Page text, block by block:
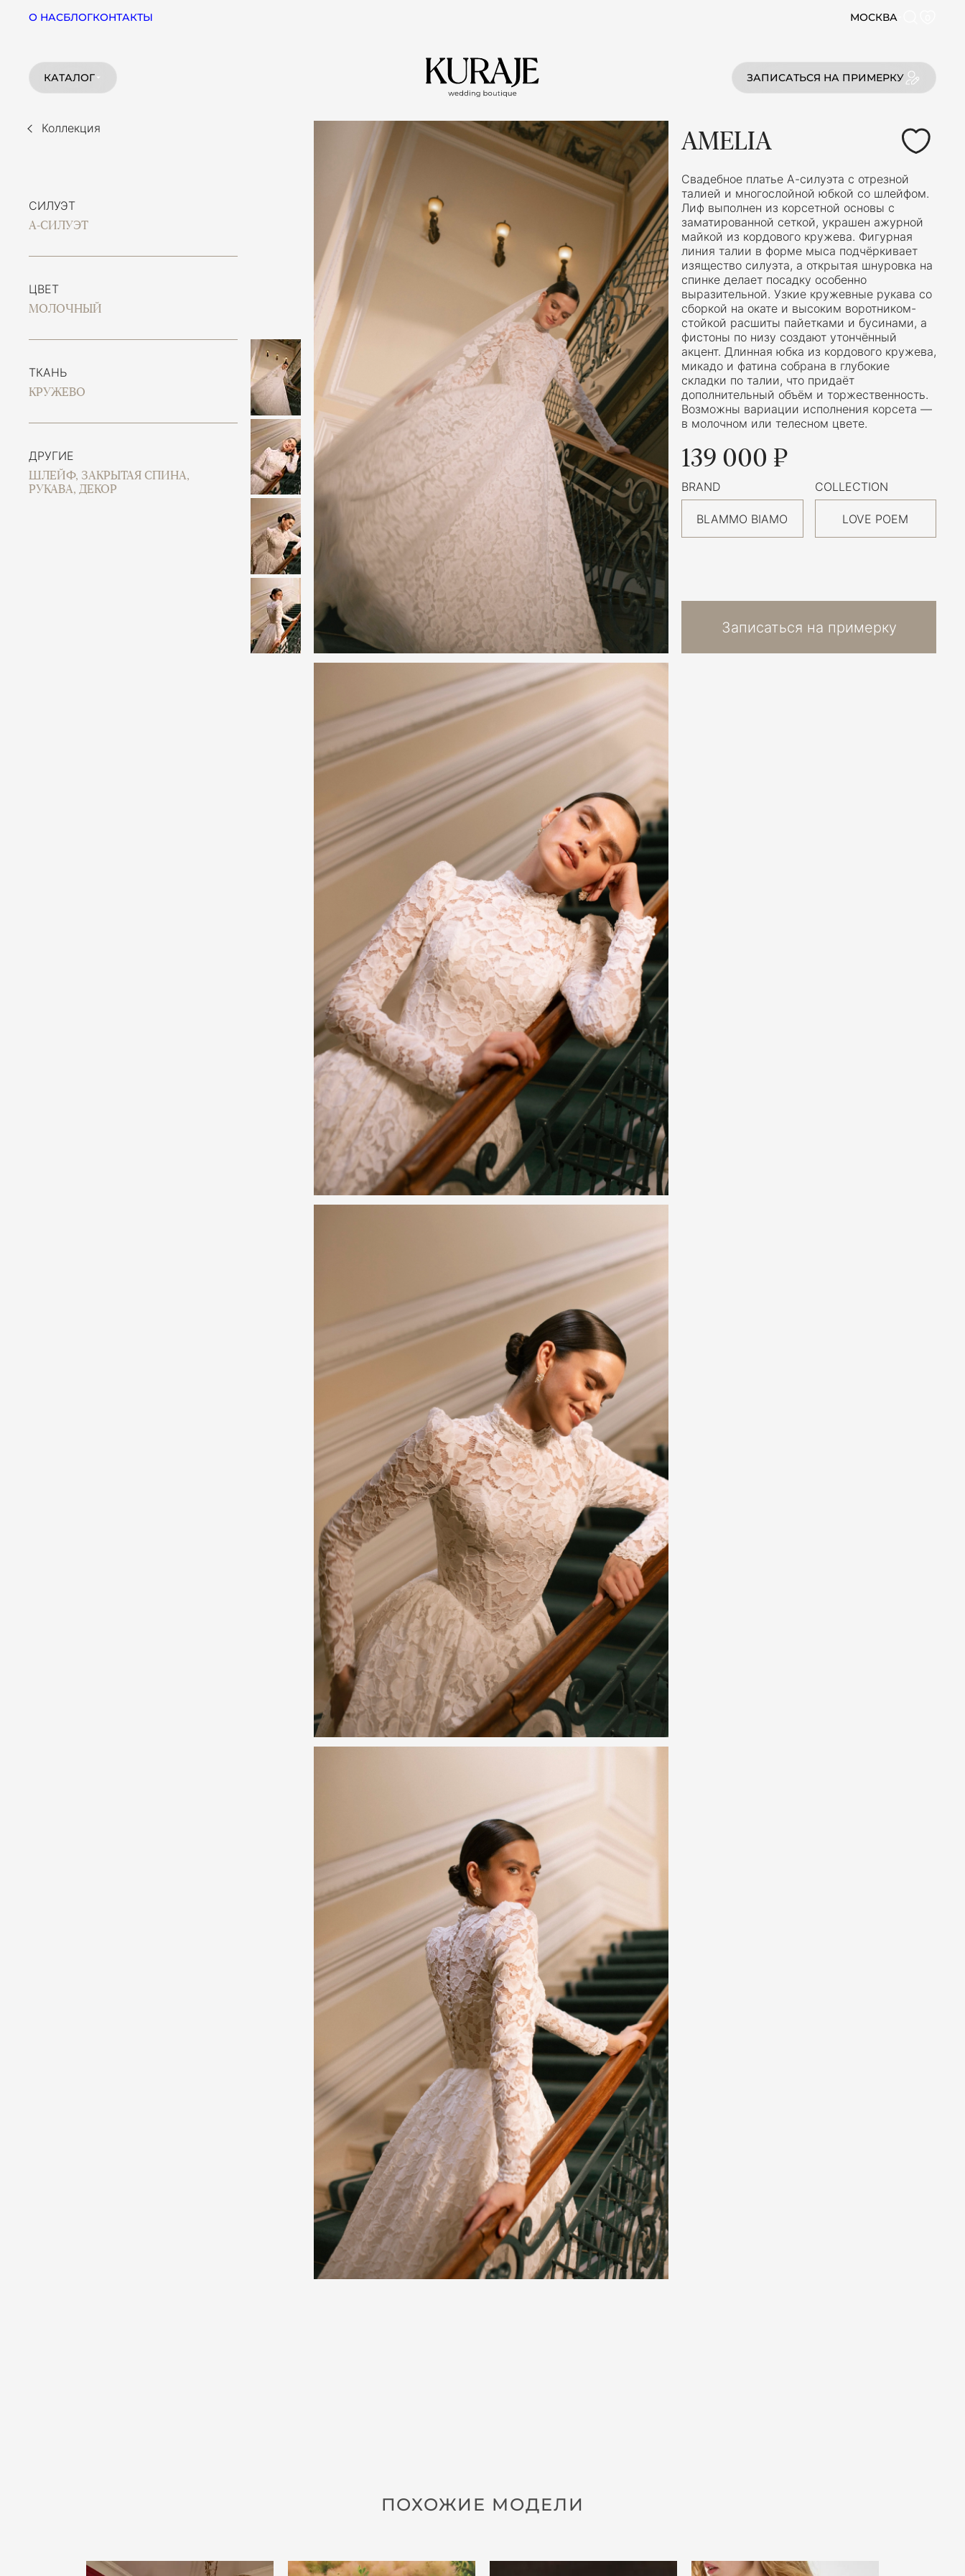
О НАСБЛОГКОНТАКТЫ МОСКВА
КАТАЛОГ ЗАПИСАТЬСЯ НА ПРИМЕРКУ
Коллекция
СИЛУЭТ
А-СИЛУЭТ
ЦВЕТ
МОЛОЧНЫЙ
ТКАНЬ
КРУЖЕВО
ДРУГИЕ
ШЛЕЙФ, ЗАКРЫТАЯ СПИНА,
РУКАВА, ДЕКОР
AMELIA
Свадебное платье А-силуэта с отрезной
талией и многослойной юбкой со шлейфом.
Лиф выполнен из корсетной основы с
заматированной сеткой, украшен ажурной
майкой из кордового кружева. Фигурная
линия талии в форме мыса подчёркивает
изящество силуэта, а открытая шнуровка на
спинке делает посадку особенно
выразительной. Узкие кружевные рукава со
сборкой на окате и высоким воротником-
стойкой расшиты пайетками и бусинами, а
фистоны по низу создают утончённый
акцент. Длинная юбка из кордового кружева,
микадо и фатина собрана в глубокие
складки по талии, что придаёт
дополнительный объём и торжественность.
Возможны вариации исполнения корсета —
в молочном или телесном цвете.
139 000 ₽
BRAND
BLAMMO BIAMO
COLLECTION
LOVE POEM
Записаться на примерку
ПОХОЖИЕ МОДЕЛИ